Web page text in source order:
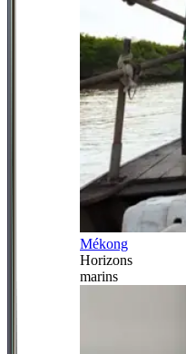
Mékong
Horizons
marins